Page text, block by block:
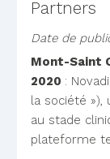
Partners
Date de
Mont-Saint
2020 :
la société »),
au stade
plateforme